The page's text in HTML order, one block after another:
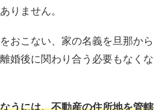
りません。
おこない、家の名義を旦那から
婚後に関わり合う必要もなくな
うには、不動産の住所地を管轄